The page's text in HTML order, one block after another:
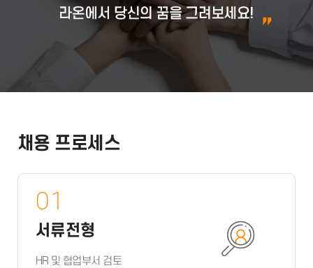
채용 프로세스
01
서류전형
HR 및 협업부서 검토